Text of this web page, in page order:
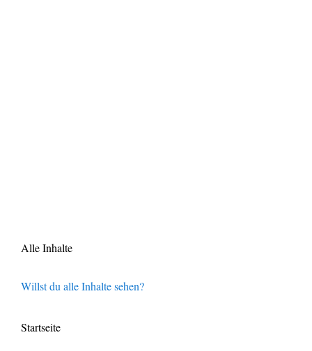
Alle Inhalte
Willst du alle Inhalte sehen?
Startseite